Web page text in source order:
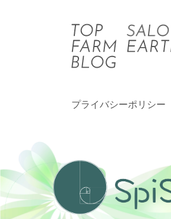
プライバシーポリシー